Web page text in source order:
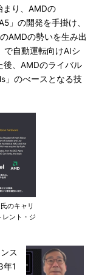
まり、AMDの
」の開発を手掛け、
AMDの勢いを生み出
で自動運転向けAIシ
後、AMDのライバル
」のべースとなる技
のキャリ
レント・ジ
ス
年1